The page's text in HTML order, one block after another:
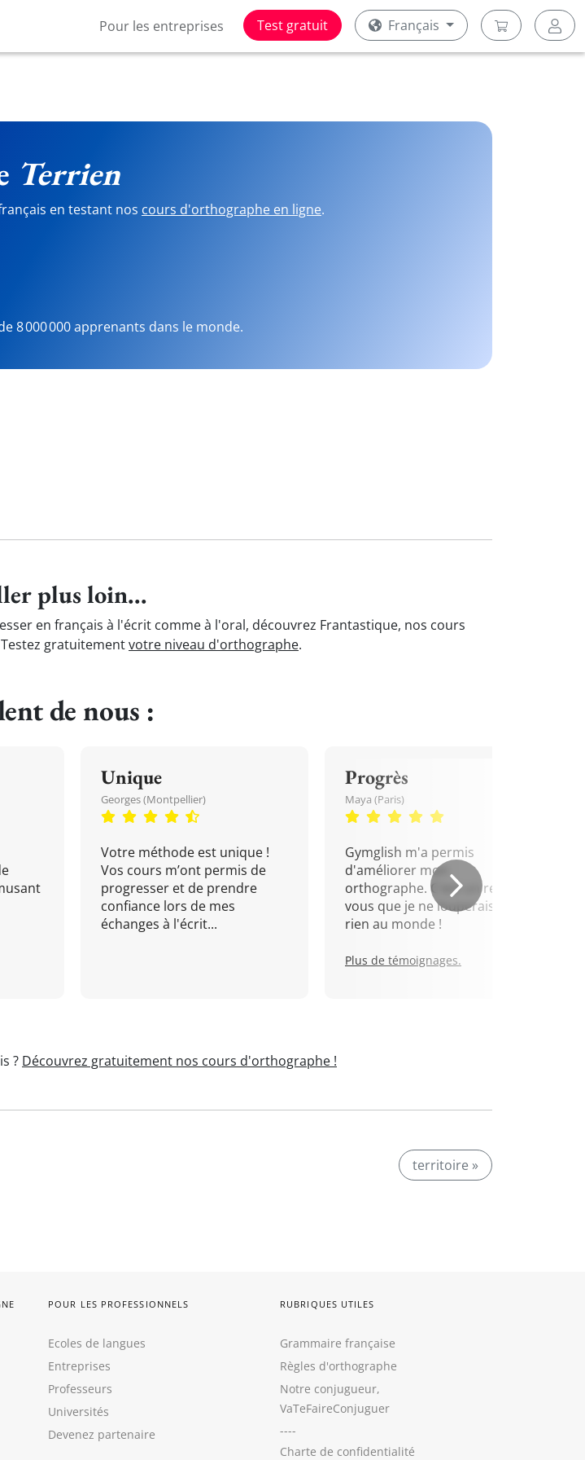
Pour les entreprises Test gratuit Français
Terrien
en testant nos cours d'orthographe en ligne.
8 000 000 apprenants dans le monde.
plus loin...
en français à l'écrit comme à l'oral, découvrez Frantastique, nos cours
gratuitementvotre niveau d'orthographe.
de nous :
Unique
Georges (Montpellier)
Votre méthode est unique !
Vos cours m’ont permis de
progresser et de prendre
confiance lors de mes
échanges à l'écrit...
Progrès
Maya (Paris)
Gymglish m'a permis
d'améliorer mon
orthographe. C'est un rendez-
vous que je ne louperais pour
rien au monde !
Plus de témoignages.
? Découvrez gratuitement nos cours d'orthographe !
territoire »
POUR LES PROFESSIONNELS
Ecoles de langues
Entreprises
Professeurs
Universités
Devenez partenaire
RUBRIQUES UTILES
Grammaire française
Règles d'orthographe
Notre conjugueur,
VaTeFaireConjuguer
----
Charte de confidentialité